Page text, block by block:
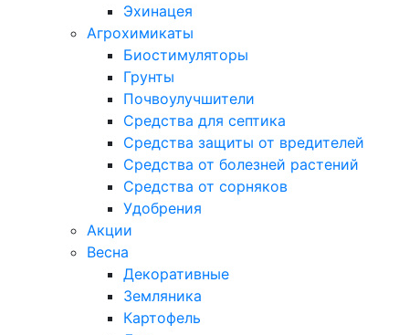
Эхинацея
Агрохимикаты
Биостимуляторы
Грунты
Почвоулучшители
Средства для септика
Средства защиты от вредителей
Средства от болезней растений
Средства от сорняков
Удобрения
Акции
Весна
Декоративные
Земляника
Картофель